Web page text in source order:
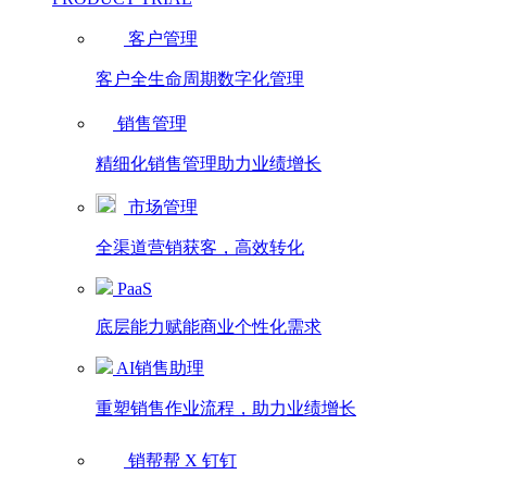
客户管理
客户全生命周期数字化管理
销售管理
精细化销售管理助力业绩增长
市场管理
全渠道营销获客，高效转化
PaaS
底层能力赋能商业个性化需求
AI销售助理
重塑销售作业流程，助力业绩增长
销帮帮 X 钉钉